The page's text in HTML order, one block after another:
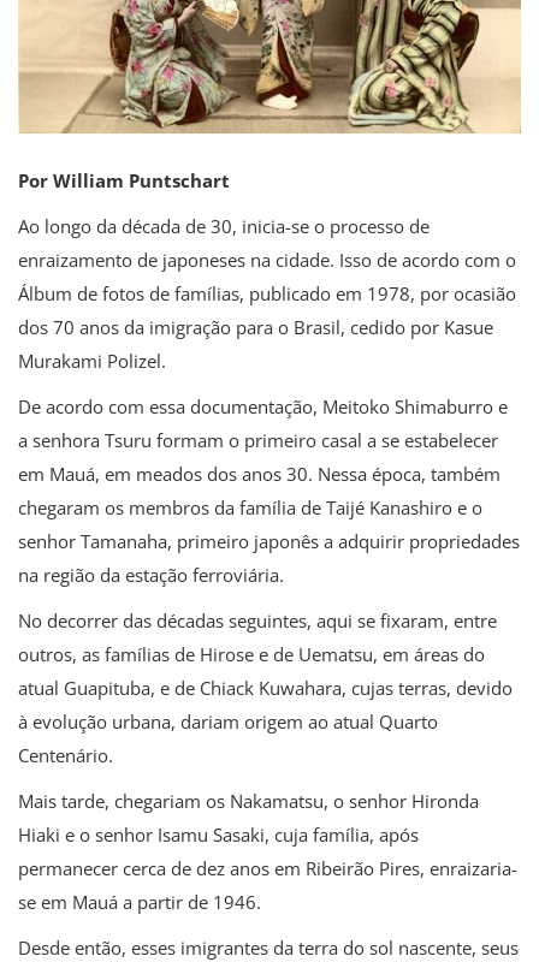
Portuguese
Por William Puntschart
Ao longo da década de 30, inicia-se o processo de
enraizamento de japoneses na cidade. Isso de acordo com o
Álbum de fotos de famílias, publicado em 1978, por ocasião
dos 70 anos da imigração para o Brasil, cedido por Kasue
Murakami Polizel.
De acordo com essa documentação, Meitoko Shimaburro e
a senhora Tsuru formam o primeiro casal a se estabelecer
em Mauá, em meados dos anos 30. Nessa época, também
chegaram os membros da família de Taijé Kanashiro e o
senhor Tamanaha, primeiro japonês a adquirir propriedades
na região da estação ferroviária.
No decorrer das décadas seguintes, aqui se fixaram, entre
outros, as famílias de Hirose e de Uematsu, em áreas do
atual Guapituba, e de Chiack Kuwahara, cujas terras, devido
à evolução urbana, dariam origem ao atual Quarto
Centenário.
Mais tarde, chegariam os Nakamatsu, o senhor Hironda
Hiaki e o senhor Isamu Sasaki, cuja família, após
permanecer cerca de dez anos em Ribeirão Pires, enraizaria-
se em Mauá a partir de 1946.
Desde então, esses imigrantes da terra do sol nascente, seus